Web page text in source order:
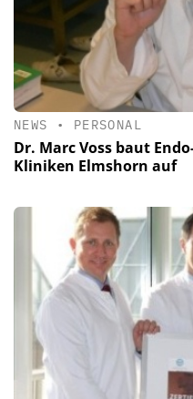
NEWS • PERSONAL
Dr. Marc Voss baut
Kliniken Elmshorn auf